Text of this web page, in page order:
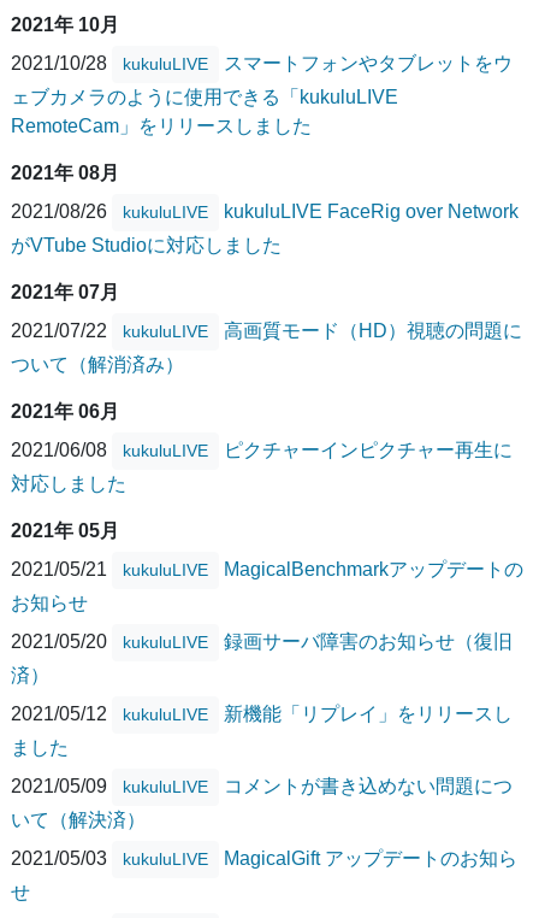
2021年 10月
2021/10/28
kukuluLIVE
スマートフォンやタブレットをウ
ェブカメラのように使用できる「kukuluLIVE
RemoteCam」をリリースしました
2021年 08月
2021/08/26
kukuluLIVE
kukuluLIVE FaceRig over Network
がVTube Studioに対応しました
2021年 07月
2021/07/22
kukuluLIVE
高画質モード（HD）視聴の問題に
ついて（解消済み）
2021年 06月
2021/06/08
kukuluLIVE
ピクチャーインピクチャー再生に
対応しました
2021年 05月
2021/05/21
kukuluLIVE
MagicalBenchmarkアップデートの
お知らせ
2021/05/20
kukuluLIVE
録画サーバ障害のお知らせ（復旧
済）
2021/05/12
kukuluLIVE
新機能「リプレイ」をリリースし
ました
2021/05/09
kukuluLIVE
コメントが書き込めない問題につ
いて（解決済）
2021/05/03
kukuluLIVE
MagicalGift アップデートのお知ら
せ